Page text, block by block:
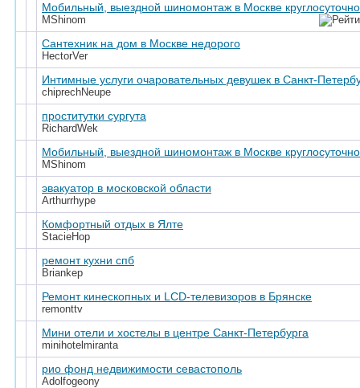
Мобильный, выездной шиномонтаж в Москве
MShinom
Сантехник на дом в Москве недорого
HectorVer
Интимные услуги очаровательных девушек в Санкт-
chiprechNeupe
проститутки сургута
RichardWek
Мобильный, выездной шиномонтаж в Москве
MShinom
эвакуатор в московской области
Arthurrhype
Комфортный отдых в Ялте
StacieHop
ремонт кухни спб
Briankep
Ремонт кинескопных и LCD-телевизоров в Брянске
remonttv
Мини отели и хостелы в центре Санкт-Петербурга
minihotelmiranta
рио фонд недвижимости севастополь
Adolfogeony